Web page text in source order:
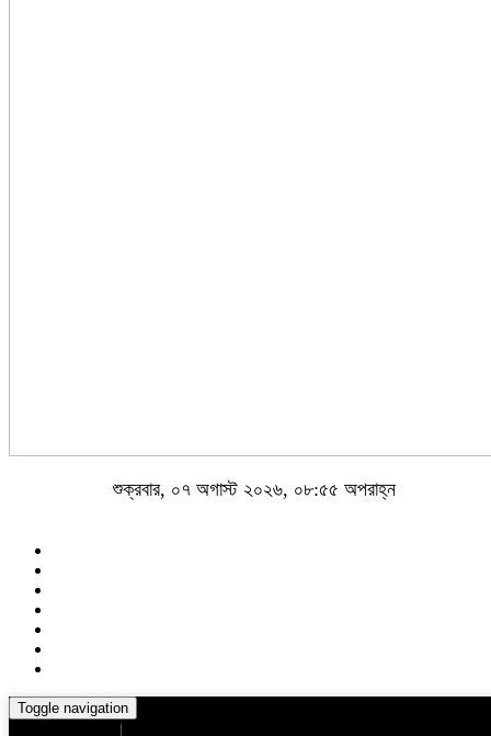
শুক্রবার, ০৭ অগাস্ট ২০২৬, ০৮:৫৫ অপরাহ্ন
Toggle navigation